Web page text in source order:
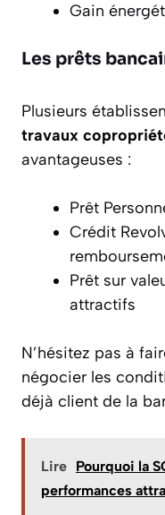
Gain
Les prêts
Plusieurs
travaux
avantageuses :
Prêt
Crédit
Prêt sur
attractifs
N’hésitez pas à
négocier les
déjà client de la
Lire Pourquoi la
performances